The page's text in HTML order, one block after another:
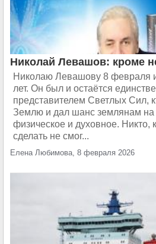
Николай Левашов: кроме
Николаю Левашову 8 февраля
лет. Он был и остаётся
представителем Светлых Сил,
Землю и дал шанс землянам
физическое и духовное. Никто,
сделать не смог...
Елена Любимова, 8 февраля 2026